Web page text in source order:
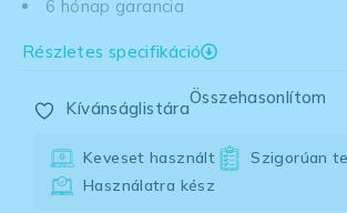
6 hónap garancia
Részletes specifikáció
Kívánságlistára
Összehasonlítom
Keveset használt
Szigorúan
Használatra kész